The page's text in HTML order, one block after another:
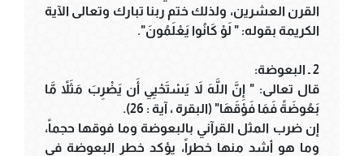
القرن العشرين، ولذلك ختم ربنا تبارك وتعالى الآية
الكريمة بقوله: " لَوْ كَانُوا يَعْلَمُونَ".
2 ـ البعوضة:
قال تعالى: " إِنَّ اللَّهَ لاَ يَسْتَحْيِي أَن يَضْرِبَ مَثَلاً مَّا
بَعُوضَةً فَمَا فَوْقَهَا" (البقرة ، آية : 26).
إن ضرب المثل القرآني بالبعوضة وما فوقها حجماً،
وما هو أشد منها خطراً، يؤكد خطر البعوضة في